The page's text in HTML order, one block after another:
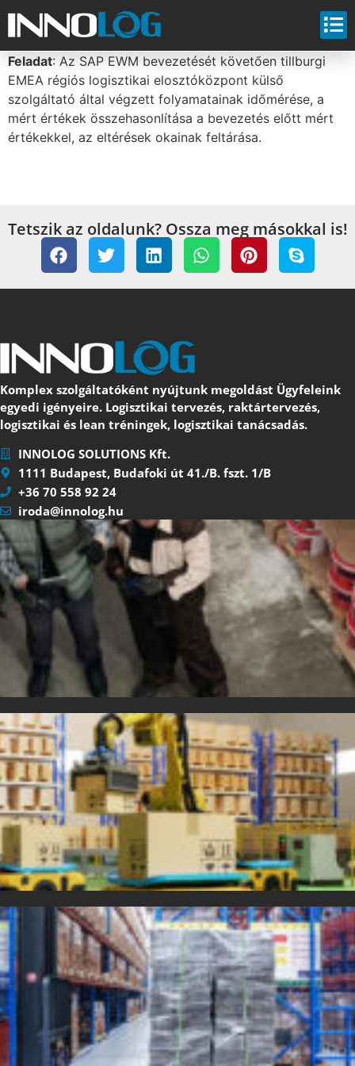
Feladat: Az SAP EWM bevezetését követően tillburgi
EMEA régiós logisztikai elosztóközpont külső
szolgáltató által végzett folyamatainak időmérése, a
mért értékek összehasonlítása a bevezetés előtt mért
értékekkel, az eltérések okainak feltárása.
Tetszik az oldalunk? Ossza meg másokkal is!
Komplex szolgáltatóként nyújtunk megoldást Ügyfeleink
egyedi igényeire. Logisztikai tervezés, raktártervezés,
logisztikai és lean tréningek, logisztikai tanácsadás.
INNOLOG SOLUTIONS Kft.
1111 Budapest, Budafoki út 41./B. fszt. 1/B
+36 70 558 92 24
iroda@innolog.hu